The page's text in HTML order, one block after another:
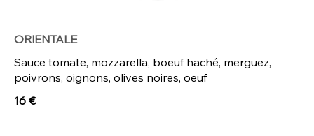
ORIENTALE
Sauce tomate, mozzarella, boeuf haché, merguez,
poivrons, oignons, olives noires, oeuf
16 €